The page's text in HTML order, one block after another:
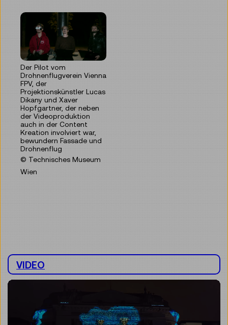
Der Pilot vom
Drohnenflugverein Vienna
FPV, der
Projektionskünstler Lucas
Dikany und Xaver
Hopfgartner, der neben
der Videoproduktion
auch in der Content
Kreation involviert war,
bewundern Fassade und
Drohnenflug
© Technisches Museum
Wien
VIDEO